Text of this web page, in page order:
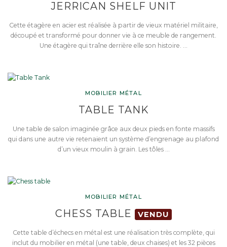
JERRICAN SHELF UNIT
Cette étagère en acier est réalisée à partir de vieux matériel militaire,
découpé et transformé pour donner vie à ce meuble de rangement.
Une étagère qui traîne derrière elle son histoire. …
MOBILIER MÉTAL
TABLE TANK
Une table de salon imaginée grâce aux deux pieds en fonte massifs
qui dans une autre vie retenaient un système d’engrenage au plafond
d’un vieux moulin à grain. Les tôles …
MOBILIER MÉTAL
CHESS TABLE VENDU
Cette table d’échecs en métal est une réalisation très complète, qui
inclut du mobilier en métal (une table, deux chaises) et les 32 pièces